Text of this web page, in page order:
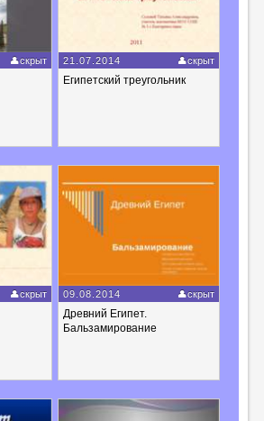
скрыт 21.07.2014 скрыт
Египетский треугольник
скрыт 09.08.2014 скрыт
Древний Египет.
Бальзамирование